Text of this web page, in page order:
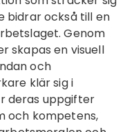
bidrar också till en
Genom
skapas en visuell
och
klär sig i
deras uppgifter
och kompetens,